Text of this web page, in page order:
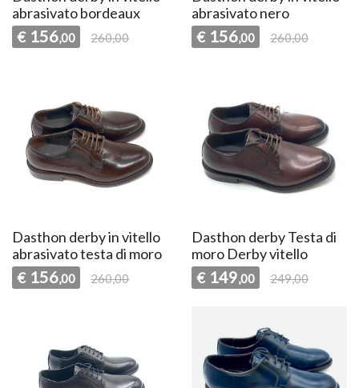
abrasivato bordeaux
€ 156,00 260,00
abrasivato nero
€ 156,00 260,00
Dasthon derby in vitello
abrasivato testa di moro
€ 156,00 260,00
Dasthon derby Testa di
moro Derby vitello
€ 149,00 249,00